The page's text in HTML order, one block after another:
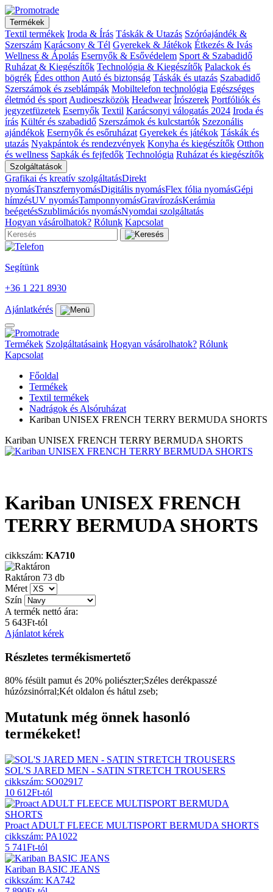
Termékek
Textil termékek Iroda & Írás Táskák & Utazás Szóróajándék &
Szerszám Karácsony & Tél Gyerekek & Játékok Étkezés & Ivás
Wellness & Ápolás Esernyők & Esővédelem Sport & Szabadidő
Ruházat & Kiegészítők Technológia & Kiegészítők Palackok és
bögrék Édes otthon Autó és biztonság Táskák és utazás Szabadidő
Szerszámok és zseblámpák Mobiltelefon technológia Egészséges
életmód és sport Audioeszközök Headwear Írószerek Portfóliók és
jegyzetfüzetek Esernyők Textil Karácsonyi válogatás 2024 Iroda és
írás Kültér és szabadidő Szerszámok és kulcstartók Szezonális
ajándékok Esernyők és esőruházat Gyerekek és játékok Táskák és
utazás Nyakpántok és rendezvények Konyha és kiegészítők Otthon
és wellness Sapkák és fejfedők Technológia Ruházat és kiegészítők
Szolgáltatások
Grafikai és kreatív szolgáltatásDirekt
nyomásTranszfernyomásDigitális nyomásFlex fólia nyomásGépi
hímzésUV nyomásTamponnyomásGravírozásKerámia
beégetésSzublimációs nyomásNyomdai szolgáltatás
Hogyan vásárolhatok? Rólunk Kapcsolat
Segítünk
+36 1 221 8930
Ajánlatkérés
Termékek Szolgáltatásaink Hogyan vásárolhatok? Rólunk
Kapcsolat
Főoldal
Termékek
Textil termékek
Nadrágok és Alsóruházat
Kariban UNISEX FRENCH TERRY BERMUDA SHORTS
Kariban UNISEX FRENCH TERRY BERMUDA SHORTS
Kariban UNISEX FRENCH
TERRY BERMUDA SHORTS
cikkszám: KA710
Raktáron 73 db
Méret
Szín
A termék nettó ára:
5 643Ft-tól
Ajánlatot kérek
Részletes termékismertető
80% fésült pamut és 20% poliészter;Széles derékpasszé
húzózsinórral;Két oldalon és hátul zseb;
Mutatunk még önnek hasonló
termékeket!
SOL'S JARED MEN - SATIN STRETCH TROUSERS
cikkszám: SO02917
10 612Ft-tól
Proact ADULT FLEECE MULTISPORT BERMUDA SHORTS
cikkszám: PA1022
5 741Ft-tól
Kariban BASIC JEANS
cikkszám: KA742